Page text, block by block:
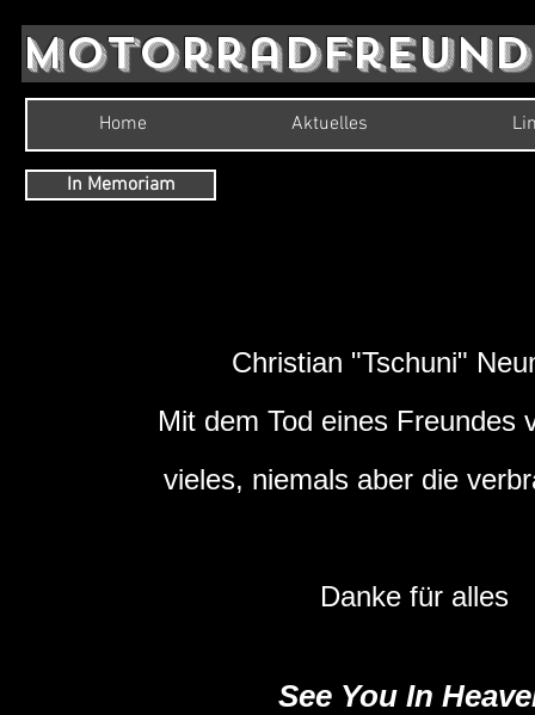
In Memoriam
Christian "Tschuni"
Mit dem Tod eines Freundes
vieles, niemals aber die
Danke für alles
See You In
Home Aktuelles